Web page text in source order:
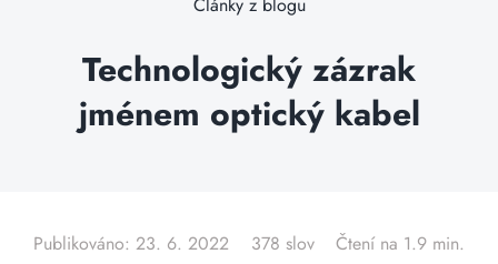
Balíčky internetu
Televize
Blog
Technologický zázrak
jménem optický kabel
Publikováno: 23. 6. 2022 378 slov Čtení na 1.9 min.